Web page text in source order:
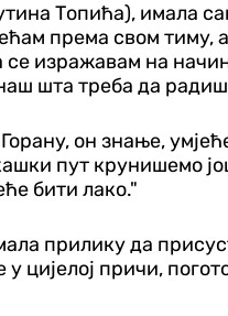
Топића), имала
према свом тиму,
изражавам на
шта треба да
он знање,
пут крунишемо
бити лако."
прилику да
цијелој причи,